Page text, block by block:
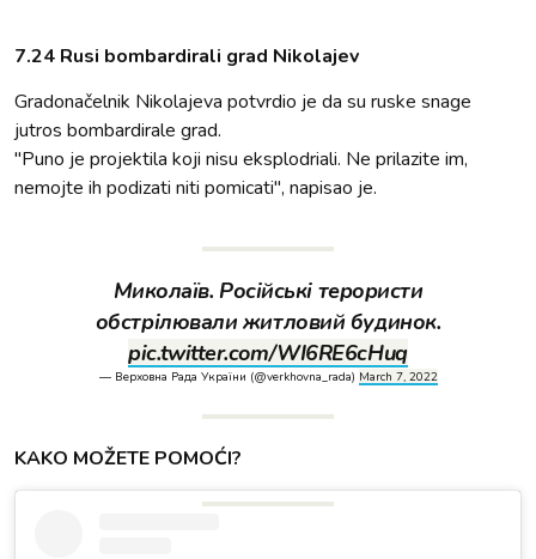
7.24 Rusi bombardirali grad Nikolajev
Gradonačelnik Nikolajeva potvrdio je da su ruske snage
jutros bombardirale grad.
"Puno je projektila koji nisu eksplodriali. Ne prilazite im,
nemojte ih podizati niti pomicati", napisao je.
Миколаїв. Російські терористи
обстрілювали житловий будинок.
pic.twitter.com/WI6RE6cHuq
— Верховна Рада України (@verkhovna_rada) March 7, 2022
KAKO MOŽETE POMOĆI?